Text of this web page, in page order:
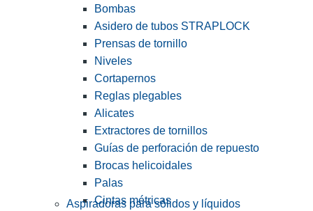
Bombas
Asidero de tubos STRAPLOCK
Prensas de tornillo
Niveles
Cortapernos
Reglas plegables
Alicates
Extractores de tornillos
Guías de perforación de repuesto
Brocas helicoidales
Palas
Cintas métricas
Aspiradoras para sólidos y líquidos